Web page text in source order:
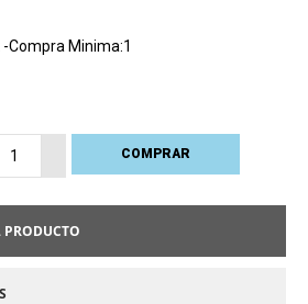
-Compra Minima:1
COMPRAR
PROCESANDO
PRODUCTO